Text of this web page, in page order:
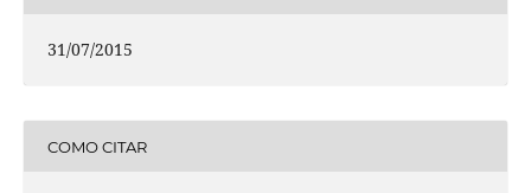
31/07/2015
COMO CITAR